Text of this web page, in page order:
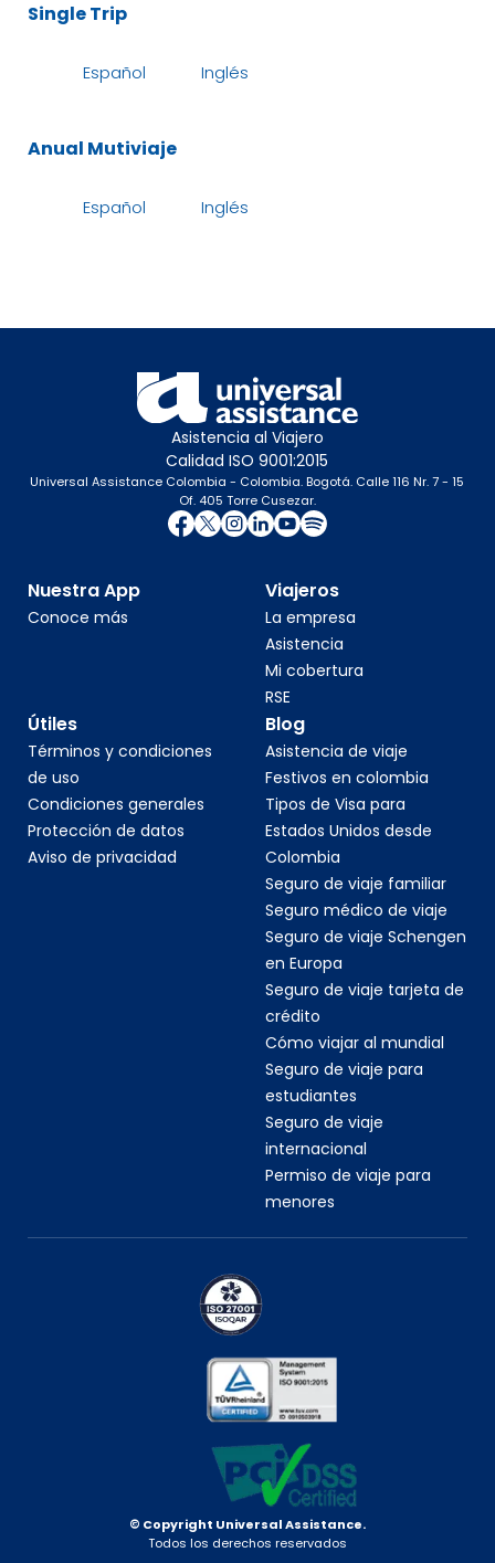
Single Trip
Español Inglés
Anual Mutiviaje
Español Inglés
Asistencia al Viajero
Calidad ISO 9001:2015
Universal Assistance Colombia - Colombia. Bogotá. Calle 116 Nr. 7 - 15
Of. 405 Torre Cusezar.
Nuestra App
Conoce más
Viajeros
La empresa
Asistencia
Mi cobertura
RSE
Útiles
Términos y condiciones
de uso
Condiciones generales
Protección de datos
Aviso de privacidad
Blog
Asistencia de viaje
Festivos en colombia
Tipos de Visa para
Estados Unidos desde
Colombia
Seguro de viaje familiar
Seguro médico de viaje
Seguro de viaje Schengen
en Europa
Seguro de viaje tarjeta de
crédito
Cómo viajar al mundial
Seguro de viaje para
estudiantes
Seguro de viaje
internacional
Permiso de viaje para
menores
© Copyright Universal Assistance.
Todos los derechos reservados